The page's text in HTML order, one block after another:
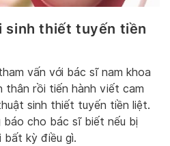
sinh thiết tuyến tiền
vấn với bác sĩ nam khoa
thân rồi tiến hành viết cam
sinh thiết tuyến tiền liệt.
báo cho bác sĩ biết nếu bị
bất kỳ điều gì.